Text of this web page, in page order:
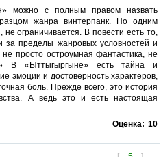
можно с полным правом назвать
жанра винтерпанк. Но одним
ограничивается. В повести есть то,
за пределы жанровых условностей и
просто остроумная фантастика, не
В «Ыттыгыргыне» есть тайна и
эмоции и достоверность характеров,
боль. Прежде всего, это история
А ведь это и есть настоящая
Оценка: 10